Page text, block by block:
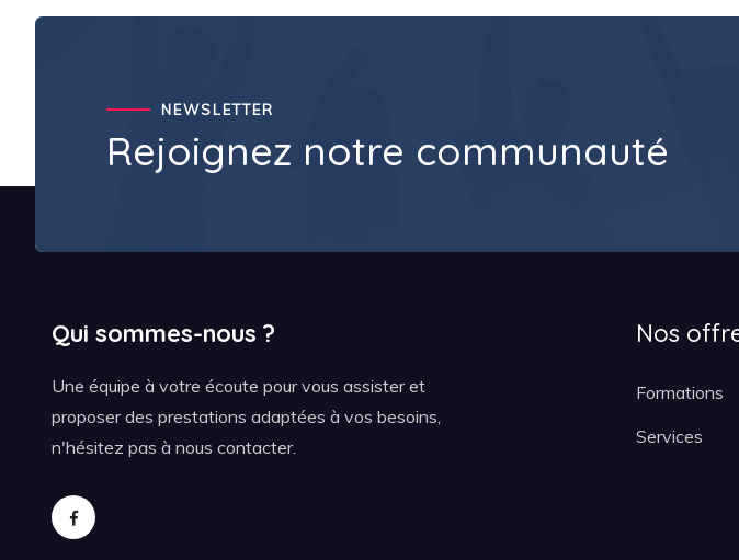
NEWSLETTER
Rejoignez notre communauté
Qui sommes-nous ?
Une équipe à votre écoute pour vous assister et
proposer des prestations adaptées à vos besoins,
n'hésitez pas à nous contacter.
Nos
Formations
Services